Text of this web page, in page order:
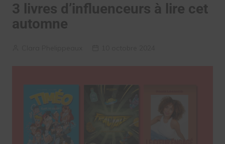
3 livres d’influenceurs à lire cet
automne